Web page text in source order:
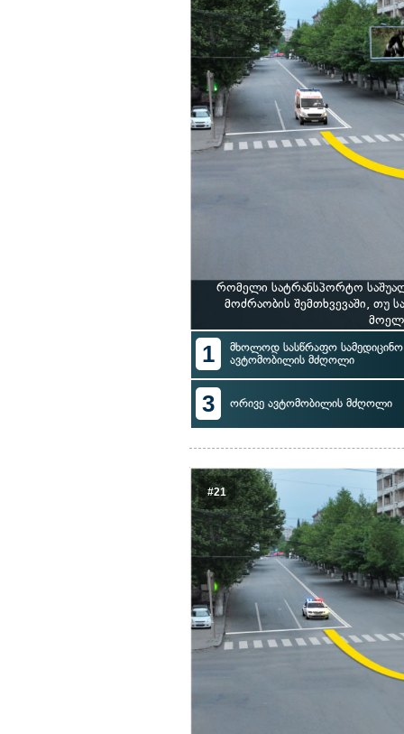
რომელი სატრანსპორტო
მოძრაობის შემთხვევაში, თუ
1
მხოლოდ სასწრაფო სამედიცინო
ავტომობილის მძღოლი
3 ორივე ავტომობილის მძღოლი
#21